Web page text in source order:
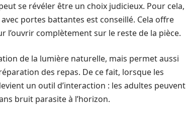
se révéler être un choix judicieux. Pour cela,
avec portes battantes est conseillé. Cela offre
complètement sur le reste de la pièce.
de la lumière naturelle, mais permet aussi
des repas. De ce fait, lorsque les
un outil d’interaction : les adultes peuvent
bruit parasite à l’horizon.